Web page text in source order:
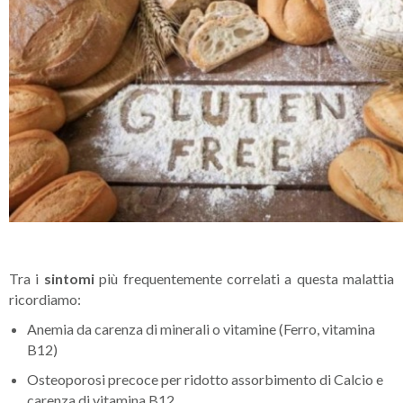
Tra i sintomipiù frequentemente correlati a questa malattia
ricordiamo:
Anemia da carenza di minerali o vitamine (Ferro, vitamina
B12)
Osteoporosi precoce per ridotto assorbimento di Calcio e